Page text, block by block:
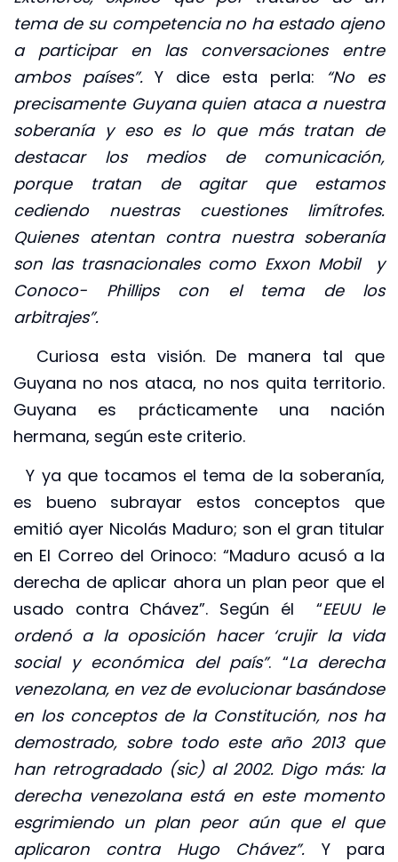
tema de su competencia no ha estado ajeno
a participar en las conversaciones entre
ambos países”.Y dice esta perla: “No es
precisamente Guyana quien ataca a nuestra
soberanía y eso es lo que más tratan de
destacar los medios de comunicación,
porque tratan de agitar que estamos
cediendo nuestras cuestiones limítrofes.
Quienes atentan contra nuestra soberanía
son las trasnacionales como Exxon Mobil y
Conoco- Phillips con el tema de los
arbitrajes”.
Curiosa esta visión. De manera tal que
Guyana no nos ataca, no nos quita territorio.
Guyana es prácticamente una nación
hermana, según este criterio.
Y ya que tocamos el tema de la soberanía,
es bueno subrayar estos conceptos que
emitió ayer Nicolás Maduro; son el gran titular
en El Correo del Orinoco: “Maduro acusó a la
derecha de aplicar ahora un plan peor que el
usado contra Chávez”. Según él “EEUU le
ordenó a la oposición hacer ‘crujir la vida
social y económica del país”. “La derecha
venezolana, en vez de evolucionar basándose
en los conceptos de la Constitución, nos ha
demostrado, sobre todo este año 2013 que
han retrogradado (sic) al 2002. Digo más: la
derecha venezolana está en este momento
esgrimiendo un plan peor aún que el que
aplicaron contra Hugo Chávez”. Y para